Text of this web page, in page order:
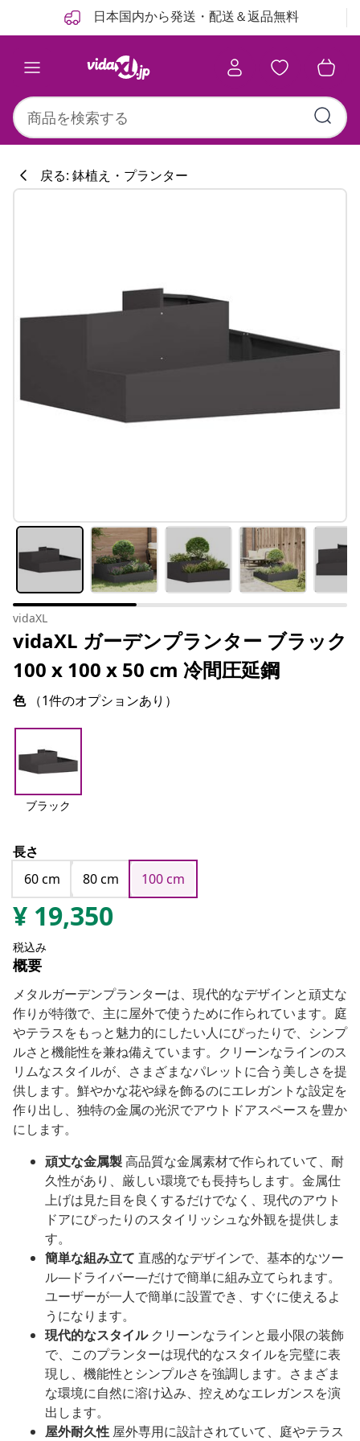
日本国内から発送・配送＆返品無料
戻る: 鉢植え・プランター
vidaXL
vidaXL ガーデンプランター ブラック
100 x 100 x 50 cm 冷間圧延鋼
色 （1件のオプションあり）
ブラック
長さ
60 cm
80 cm 100 cm
¥ 19,350
税込み
概要
メタルガーデンプランターは、現代的なデザインと頑丈な
作りが特徴で、主に屋外で使うために作られています。庭
やテラスをもっと魅力的にしたい人にぴったりで、シンプ
ルさと機能性を兼ね備えています。クリーンなラインのス
リムなスタイルが、さまざまなパレットに合う美しさを提
供します。鮮やかな花や緑を飾るのにエレガントな設定を
作り出し、独特の金属の光沢でアウトドアスペースを豊か
にします。
頑丈な金属製高品質な金属素材で作られていて、耐
久性があり、厳しい環境でも長持ちします。金属仕
上げは見た目を良くするだけでなく、現代のアウト
ドアにぴったりのスタイリッシュな外観を提供しま
す。
簡単な組み立て 直感的なデザインで、基本的なツー
ル—ドライバー—だけで簡単に組み立てられます。
ユーザーが一人で簡単に設置でき、すぐに使えるよ
うになります。
現代的なスタイルクリーンなラインと最小限の装飾
で、このプランターは現代的なスタイルを完璧に表
現し、機能性とシンプルさを強調します。さまざま
な環境に自然に溶け込み、控えめなエレガンスを演
出します。
屋外耐久性 屋外専用に設計されていて、庭やテラス